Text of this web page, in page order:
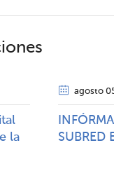
la
agosto
SUBRED